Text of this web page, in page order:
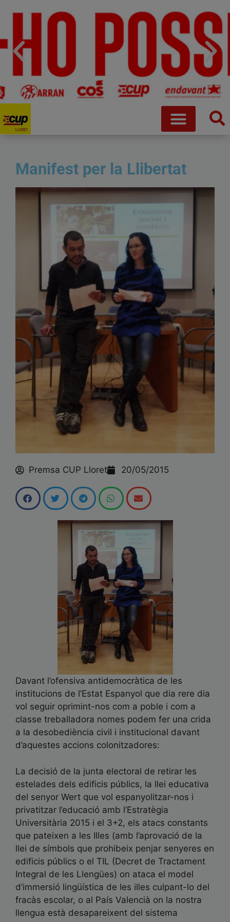
Que no ens robin la vida
Saber més
Manifest per la Llibertat
Premsa CUP Lloret 20/05/2015
Davant l’ofensiva antidemocràtica de les
institucions de l’Estat Espanyol que dia rere dia
vol seguir oprimint-nos com a poble i com a
classe treballadora nomes podem fer una crida
a la desobediència civil i institucional davant
d’aquestes accions colonitzadores:
La decisió de la junta electoral de retirar les
estelades dels edificis públics, la llei educativa
del senyor Wert que vol espanyolitzar-nos i
privatitzar l’educació amb l’Estratègia
Universitària 2015 i el 3+2, els atacs constants
que pateixen a les Illes (amb l’aprovació de la
llei de símbols que prohibeix penjar senyeres en
edificis públics o el TIL (Decret de Tractament
Integral de les Llengües) on ataca el model
d’immersió lingüística de les illes culpant-lo del
fracàs escolar, o al País Valencià on la nostra
llengua està desapareixent del sistema